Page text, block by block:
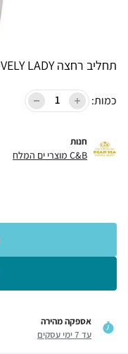
תחליב רחצה LOVELY LADY
כמות:
חנות
C&B מוצרי ים המלח
אספקה מהירה
עד 7 ימי עסקים